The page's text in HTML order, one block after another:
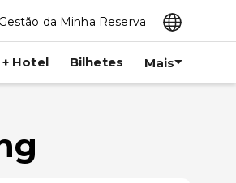
Gestão da Minha Reserva
Hotel Bilhetes Mais